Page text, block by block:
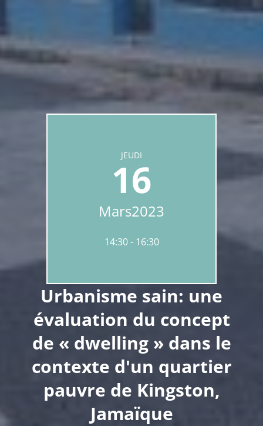
Urbanisme sain: une
évaluation du concept
de « dwelling » dans le
contexte d'un quartier
pauvre de Kingston,
Jamaïque
JEUDI
16
Mars2023
14:30 16:30